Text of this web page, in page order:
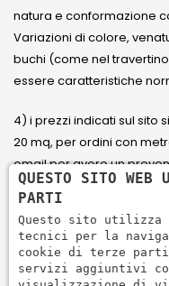
natura e conformazione
Variazioni di colore,
buchi (come nel
essere caratteristiche
4) i prezzi indicati sul sito
20 mq, per ordini con
email per avere un
il cliente.
5) Paga con Carta di
Mastercard tramite il
inviare denaro e
QUESTO SITO
PARTI
Questo sito utilizza
tecnici per la
cookie di terze
servizi aggiuntivi